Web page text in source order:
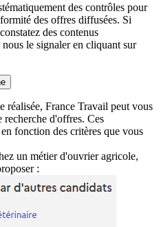
des contrôles pour
des offres diffusées. Si
des contenus
le signaler en cliquant sur
réalisée, France Travail peut vous
recherche d'offres. Ces
fonction des critères que vous
un métier d'ouvrier agricole,
: